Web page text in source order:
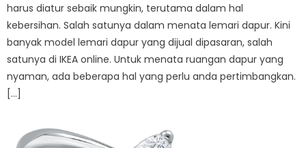
harus diatur sebaik mungkin, terutama dalam hal
kebersihan. Salah satunya dalam menata lemari dapur. Kini
banyak model lemari dapur yang dijual dipasaran, salah
satunya di IKEA online. Untuk menata ruangan dapur yang
nyaman, ada beberapa hal yang perlu anda pertimbangkan.
[…]